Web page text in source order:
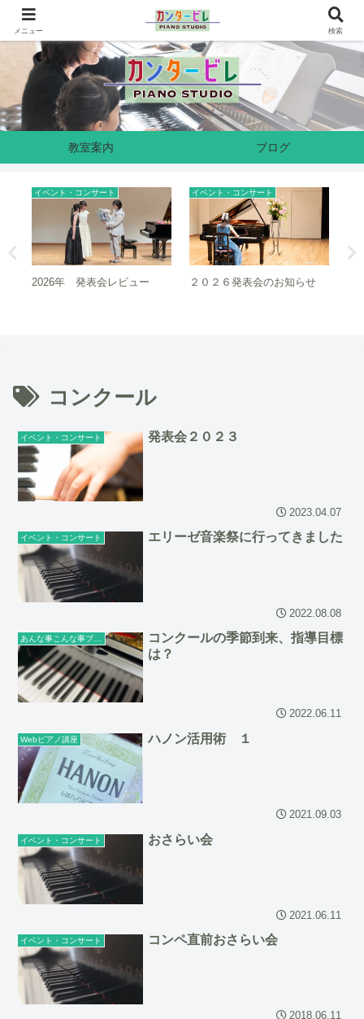
奈良県生駒市のピアノ教室です
教室案内 ブログ
イベント・コンサート
２０２６発表会のお知らせ
イベント・コンサート
２０２５クリスマス会、レビ
コンクール
イベント・コンサート 発表会２０２３
2023.04.07
イベント・コンサート エリーゼ音楽祭に行ってきました
2022.08.08
コンクールの季節到来、指導目標
は？
2022.06.11
Webピアノ講座 ハノン活用術 １
2021.09.03
イベント・コンサート おさらい会
2021.06.11
イベント・コンサート コンペ直前おさらい会
2018.06.11
メニュー 検索